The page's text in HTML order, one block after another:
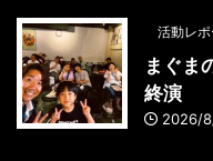
活動レポ
まぐま
終演
2026/